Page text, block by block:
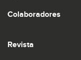
Colaboradores
Revista